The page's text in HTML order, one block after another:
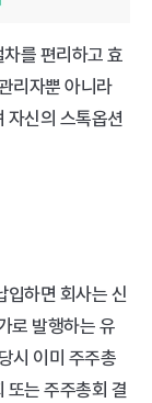
를 편리하고 효
리자뿐 아니라
자신의 스톡옵션
입하면 회사는 신
로 발행하는 유
시 이미 주주총
또는 주주총회 결